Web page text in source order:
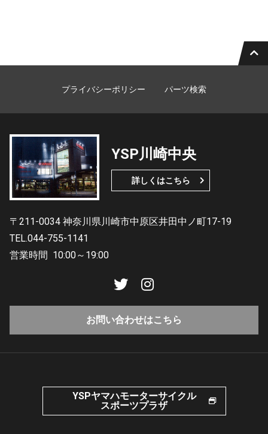
プライバシーポリシー パーツ検索
YSP川崎中央
詳しくはこちら
〒211-0034 神奈川県川崎市中原区井田中ノ町17-19
TEL.044-755-1141
営業時間 10:00～19:00
お問い合わせはこちら
YSPヤマハモーターサイクル
スポーツプラザ